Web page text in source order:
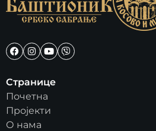
Странице
Почетна
Пројекти
О нама